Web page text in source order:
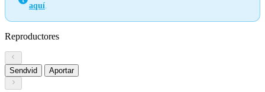
aquí
Reproductores
Sendvid Aportar